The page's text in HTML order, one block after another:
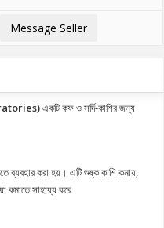
Message Seller
একটি কফ ও সর্দি-কাশির জন্য
ব্যবহার করা হয়। এটি শুষ্ক কাশি কমায়,
কমাতে সাহায্য করে